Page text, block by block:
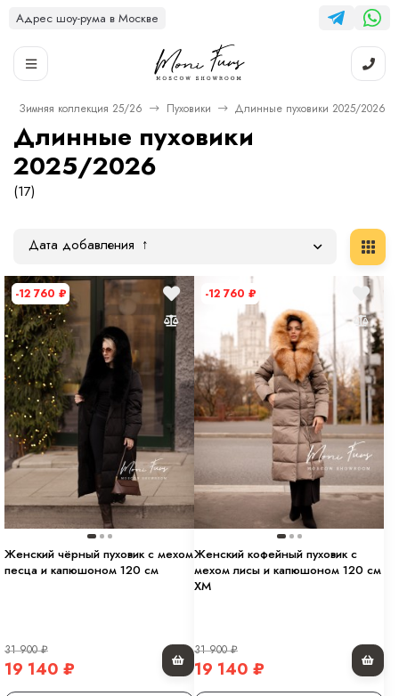
Адрес шоу-рума в Москве
Зимняя коллекция 25/26 Пуховики Длинные пуховики 2025/2026
Длинные пуховики
2025/2026
(17)
Дата добавления
-12 760 ₽
Женский чёрный пуховик с мехом
песца и капюшоном 120 см
31 900₽
19 140 ₽
-12 760 ₽
Женский кофейный пуховик с
мехом лисы и капюшоном 120 см
XM
31 900₽
19 140 ₽